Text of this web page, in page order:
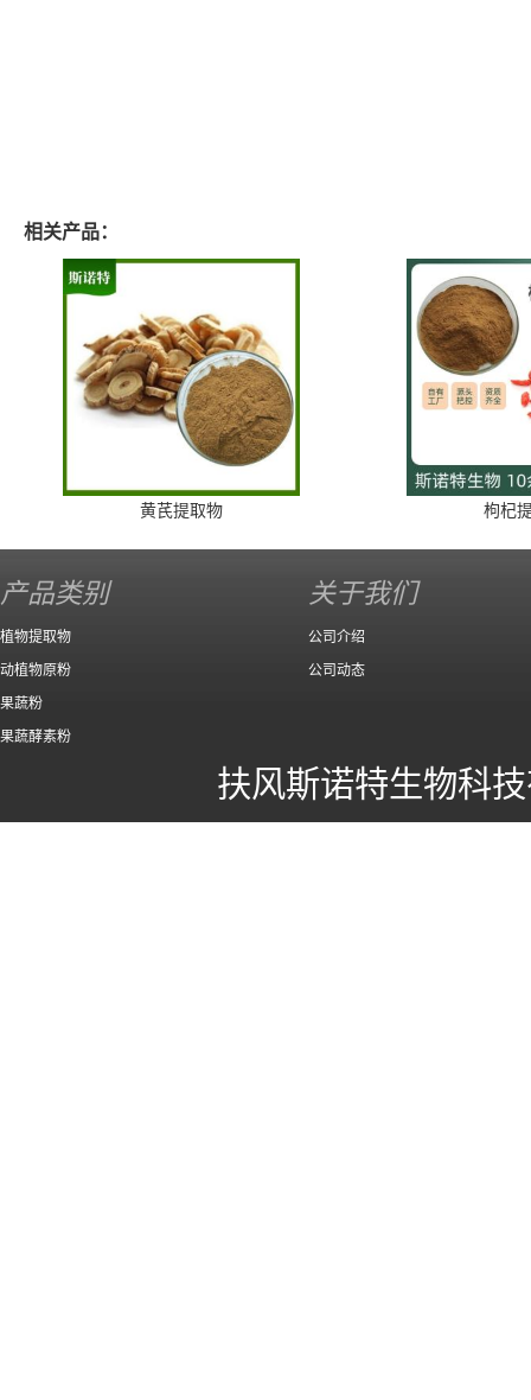
相关产品：
黄芪提取物 枸杞
产品类别
植物提取物
动植物原粉
果蔬粉
果蔬酵素粉
关于我们
公司介绍
公司动态
扶风斯诺特生物科